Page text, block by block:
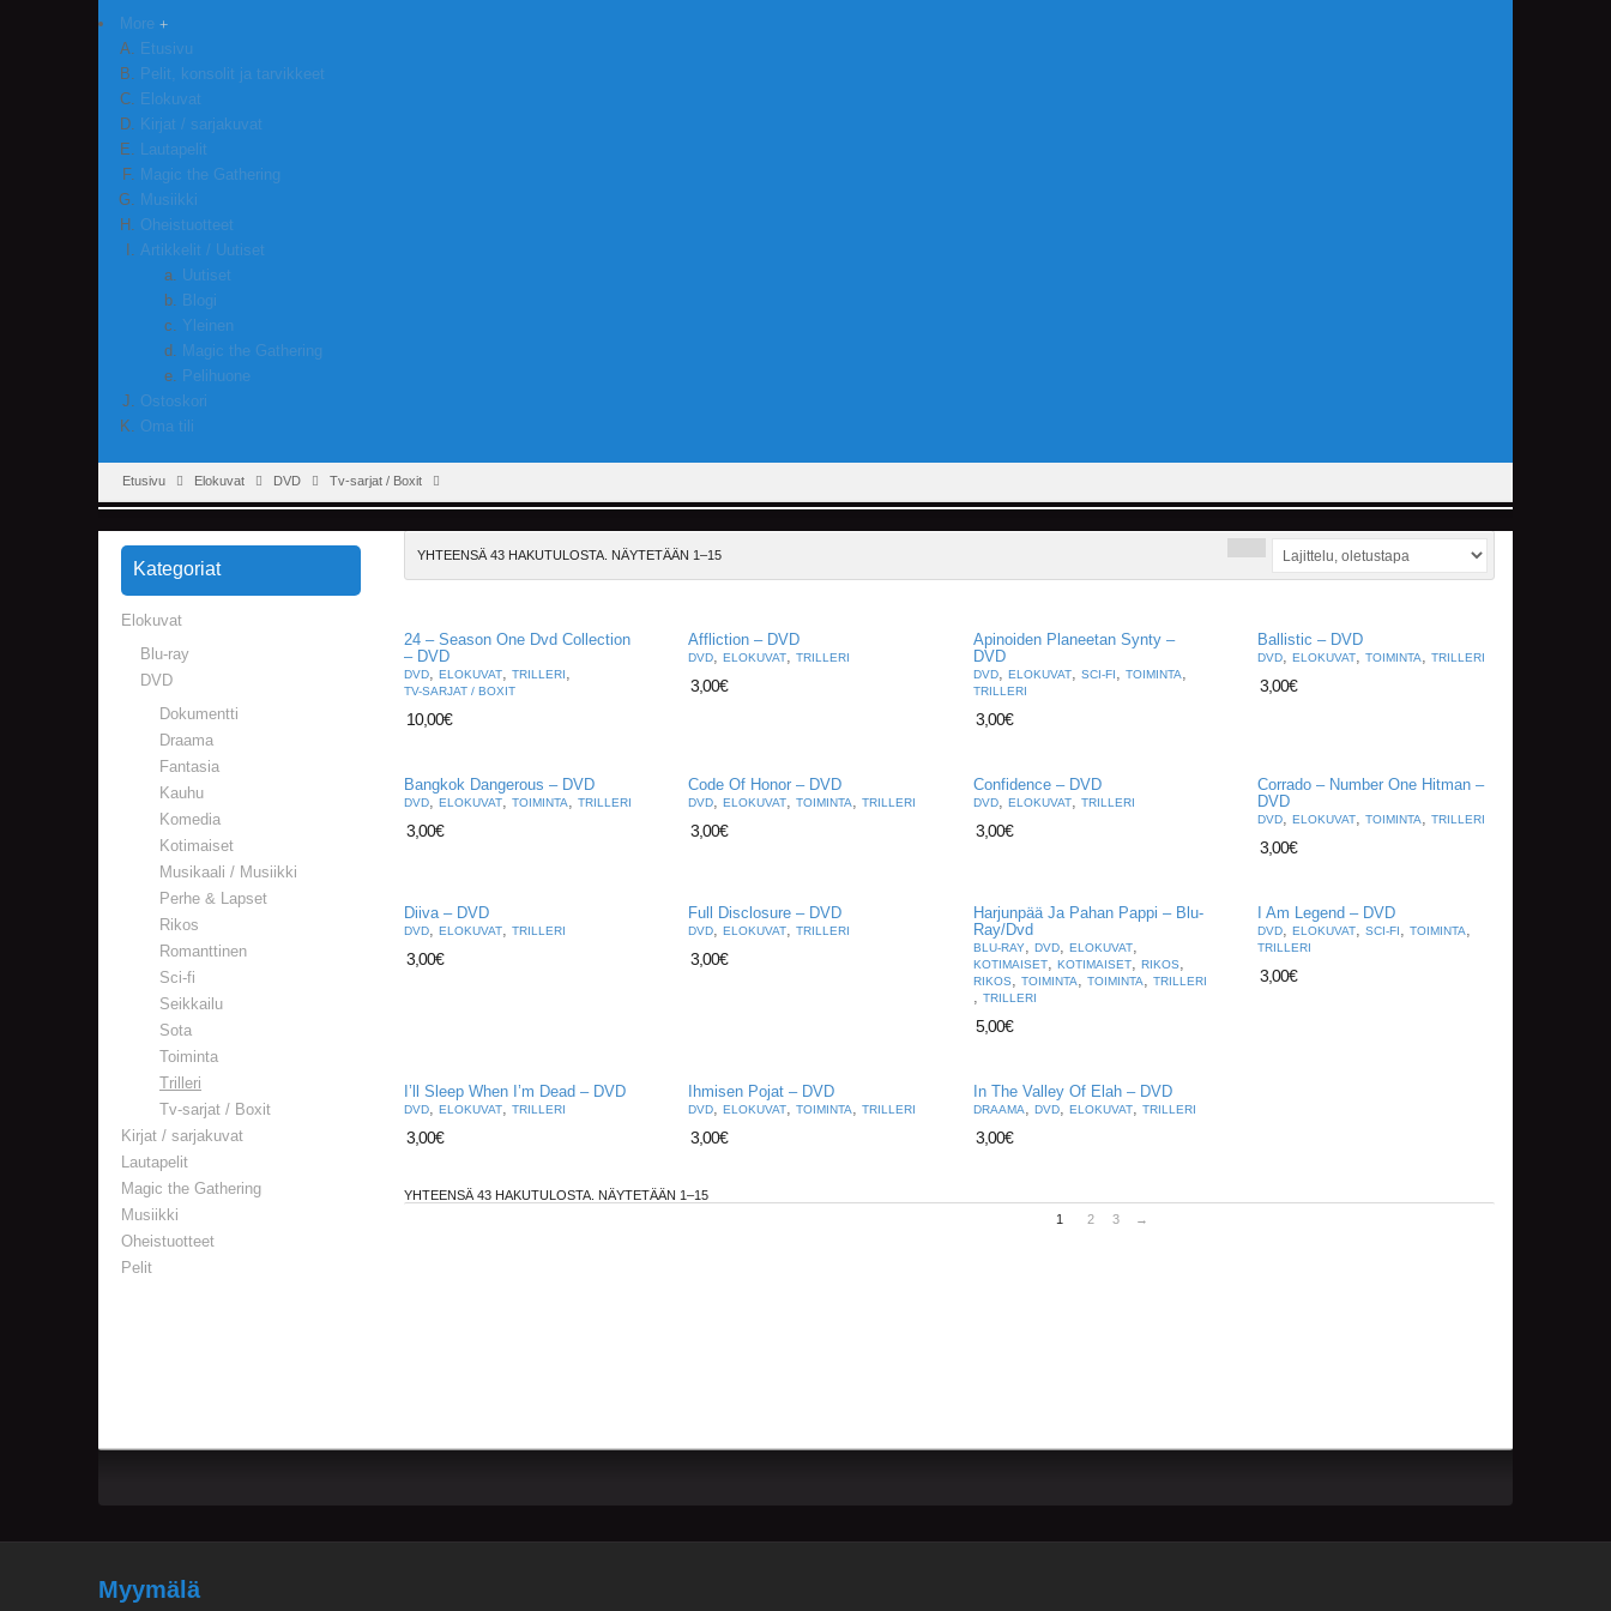
More
Etusivu
Pelit, konsolit ja tarvikkeet
Elokuvat
Kirjat / sarjakuvat
Lautapelit
Magic the Gathering
Musiikki
Oheistuotteet
Artikkelit / Uutiset
Uutiset
Blogi
Yleinen
Magic the Gathering
Pelihuone
Ostoskori
Oma tili
Etusivu Elokuvat DVD Tv-sarjat / Boxit
Kategoriat
Elokuvat
Blu-ray
DVD
Dokumentti
Draama
Fantasia
Kauhu
Komedia
Kotimaiset
Musikaali / Musiikki
Perhe & Lapset
Rikos
Romanttinen
Sci-fi
Seikkailu
Sota
Toiminta
Trilleri
Tv-sarjat / Boxit
Kirjat / sarjakuvat
Lautapelit
Magic the Gathering
Musiikki
Oheistuotteet
Pelit
YHTEENSÄ 43 HAKUTULOSTA. NÄYTETÄÄN 1–15
24 – Season One Dvd Collection
– DVD
DVD, ELOKUVAT, TRILLERI,
TV-SARJAT / BOXIT
10,00€
Affliction – DVD
DVD,ELOKUVAT,TRILLERI
3,00€
Apinoiden Planeetan Synty –
DVD
DVD, ELOKUVAT, SCI-FI, TOIMINTA,
TRILLERI
3,00€
Ballistic – DVD
DVD,ELOKUVAT,TOIMINTA,TRILLERI
3,00€
Bangkok Dangerous – DVD
DVD, ELOKUVAT, TOIMINTA, TRILLERI
3,00€
Code Of Honor – DVD
DVD,ELOKUVAT,TOIMINTA,TRILLERI
3,00€
Confidence – DVD
DVD, ELOKUVAT, TRILLERI
3,00€
Corrado – Number One Hitman –
DVD
DVD,ELOKUVAT,TOIMINTA,TRILLERI
3,00€
Diiva – DVD
DVD, ELOKUVAT, TRILLERI
3,00€
Full Disclosure – DVD
DVD,ELOKUVAT,TRILLERI
3,00€
Harjunpää Ja Pahan Pappi – Blu-
Ray/Dvd
BLU-RAY, DVD, ELOKUVAT,
KOTIMAISET, KOTIMAISET, RIKOS,
RIKOS, TOIMINTA, TOIMINTA, TRILLERI
, TRILLERI
5,00€
I Am Legend – DVD
DVD,ELOKUVAT,SCI-FI,TOIMINTA,
TRILLERI
3,00€
I’ll Sleep When I’m Dead – DVD
DVD, ELOKUVAT, TRILLERI
3,00€
Ihmisen Pojat – DVD
DVD,ELOKUVAT,TOIMINTA,TRILLERI
3,00€
In The Valley Of Elah – DVD
DRAAMA, DVD, ELOKUVAT, TRILLERI
3,00€
YHTEENSÄ 43 HAKUTULOSTA. NÄYTETÄÄN 1–15
1
2 3 →
Myymälä